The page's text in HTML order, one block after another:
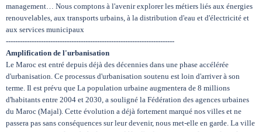
management… Nous comptons à l'avenir explorer les métiers liés aux énergies
renouvelables, aux transports urbains, à la distribution d'eau et d'électricité et
aux services municipaux
------------------------------------------------------------------------
Amplification de l'urbanisation
Le Maroc est entré depuis déjà des décennies dans une phase accélérée
d'urbanisation. Ce processus d'urbanisation soutenu est loin d'arriver à son
terme. Il est prévu que La population urbaine augmentera de 8 millions
d'habitants entre 2004 et 2030, a souligné la Fédération des agences urbaines
du Maroc (Majal). Cette évolution a déjà fortement marqué nos villes et ne
passera pas sans conséquences sur leur devenir, nous met-elle en garde. La ville